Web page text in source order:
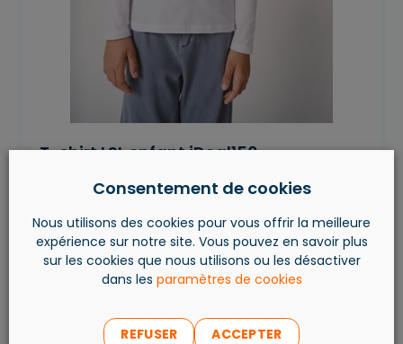
T-shirt LSL enfant iDeal150
À partir de
2,66€ttc
Consentement de cookies
Nous utilisons des cookies pour vous offrir la meilleure
expérience sur notre site. Vous pouvez en savoir plus
sur les cookies que nous utilisons ou les désactiver
dans les paramètres de cookies
REFUSER ACCEPTER